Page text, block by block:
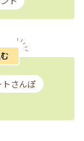
トさんぽ